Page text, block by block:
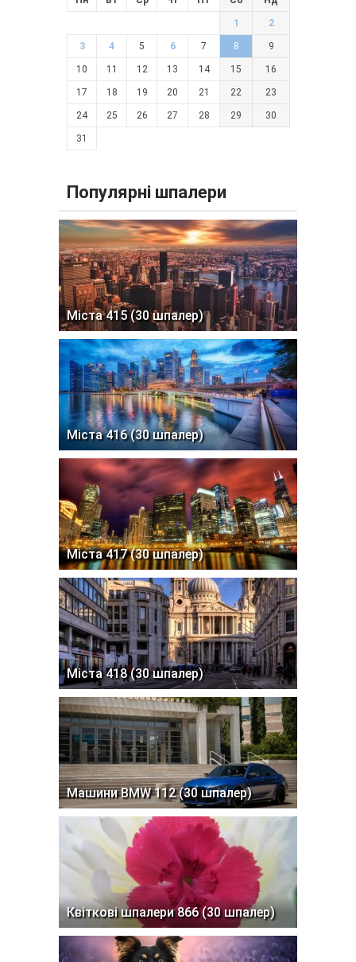
1 2
3 4 5 6 7 8 9
10 11 12 13 14 15 16
17 18 19 20 21 22 23
24 25 26 27 28 29 30
31
Популярні шпалери
Міста 415 (30 шпалер)
Міста 416 (30 шпалер)
Міста 417 (30 шпалер)
Міста 418 (30 шпалер)
Машини BMW 112 (30 шпалер)
Квіткові шпалери 866 (30 шпалер)